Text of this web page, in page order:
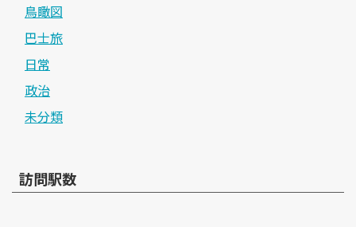
鳥瞰図
巴士旅
日常
政治
未分類
訪問駅数